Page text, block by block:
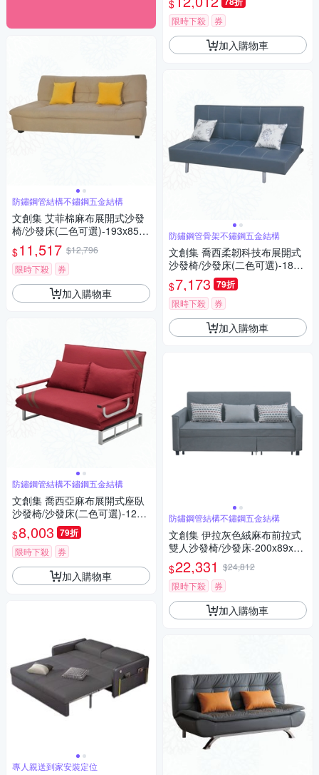
防鏽鋼管結構不鏽鋼五金結構
文創集 艾菲棉麻布展開式沙發
椅/沙發床(二色可選)-193x85x8
5cm免組
$11,517 $12,796
限時下殺
券
加入購物車
防鏽鋼管結構不鏽鋼五金結構
文創集 喬西亞麻布展開式座臥
沙發椅/沙發床(二色可選)-124x
76x81cm免組
$8,003 79折
限時下殺 券
加入購物車
專人親送到家安裝定位
$
限時下殺 券
加入購物車
防鏽鋼管骨架不鏽鋼五金結構
文創集 喬西柔韌科技布展開式
沙發椅/沙發床(二色可選)-181x
90x83cm免組
$7,173 79折
限時下殺 券
加入購物車
防鏽鋼管結構不鏽鋼五金結構
文創集 伊拉灰色絨麻布前拉式
雙人沙發椅/沙發床-200x89x93
cm免組
$22,331 $24,812
限時下殺
券
加入購物車